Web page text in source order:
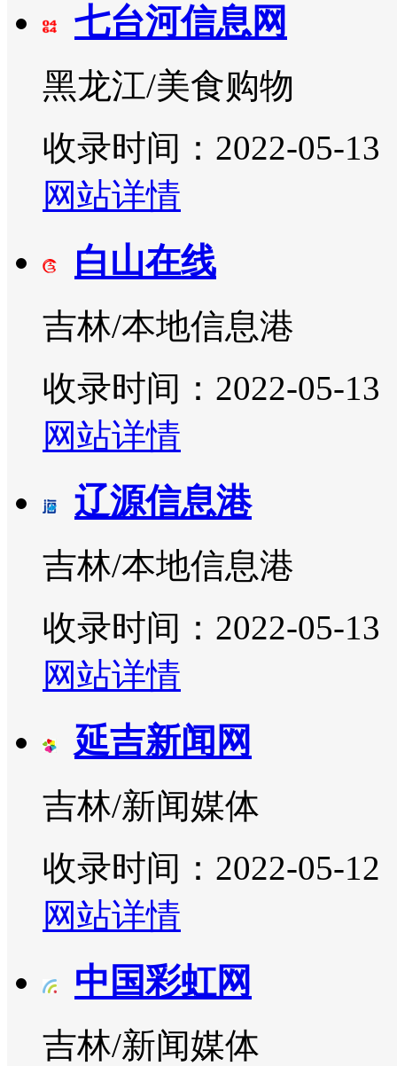
七台河信息网
黑龙江/美食购物
收录时间：2022-05-13
网站详情
白山在线
吉林/本地信息港
收录时间：2022-05-13
网站详情
辽源信息港
吉林/本地信息港
收录时间：2022-05-13
网站详情
延吉新闻网
吉林/新闻媒体
收录时间：2022-05-12
网站详情
中国彩虹网
吉林/新闻媒体